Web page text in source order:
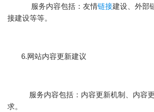
服务内容包括：友情链接建设、外部
接建设等等。
6.网站内容更新建议
服务内容包括：内容更新机制、内容更
求。